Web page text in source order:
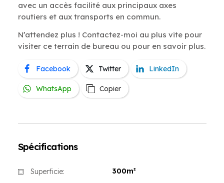
avec un accès facilité aux principaux axes
routiers et aux transports en commun.
N’attendez plus ! Contactez-moi au plus vite pour
visiter ce terrain de bureau ou pour en savoir plus.
Facebook Twitter LinkedIn
WhatsApp Copier
Spécifications
Superficie:
300m²